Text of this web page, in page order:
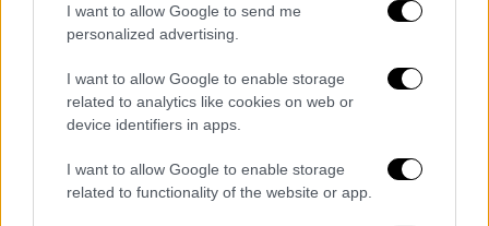
I want to allow Google to send me
personalized advertising.
I want to allow Google to enable storage
related to analytics like cookies on web or
device identifiers in apps.
I want to allow Google to enable storage
related to functionality of the website or app.
προχωρά απρόσκοπτα η επιχειρηματική
λειτουργία του. Οι φοιτητές και οι
εργαζόμενοι έχουν αποδείξει ότι με την
οργάνωση και τον αγώνατους μπορούν να
ακυρώσουν στην πράξη τα αντιλαϊκά σχέδια
της κυβέρνησης».
ΟΛΕΣ ΟΙ ΕΙΔΗΣΕΙΣ